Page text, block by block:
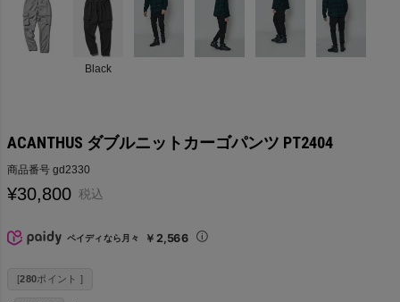
Black
ACANTHUS ダブルニットカーゴパンツ PT2404
商品番号 gd2330
¥30,800 税込
ペイディなら月々 ￥2,566
[280ポイント ]